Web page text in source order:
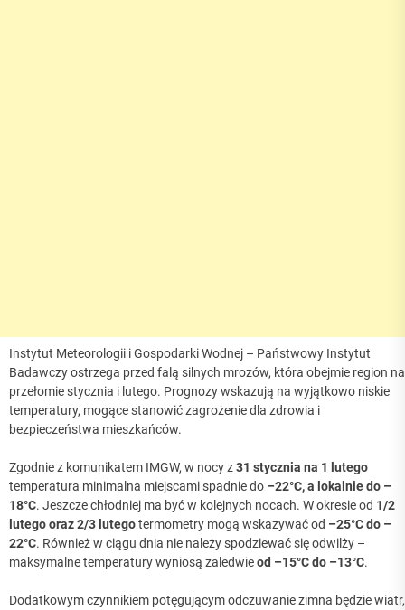
Instytut Meteorologii i Gospodarki Wodnej – Państwowy Instytut
Badawczy ostrzega przed falą silnych mrozów, która obejmie region na
przełomie stycznia i lutego. Prognozy wskazują na wyjątkowo niskie
temperatury, mogące stanowić zagrożenie dla zdrowia i
bezpieczeństwa mieszkańców.
Zgodnie z komunikatem IMGW, w nocy z31 stycznia na 1 lutego
temperatura minimalna miejscami spadnie do –22°C, a lokalnie do –
18°C. Jeszcze chłodniej ma być w kolejnych nocach. W okresie od 1/2
lutego oraz 2/3 lutegotermometry mogą wskazywać od –25°C do –
22°C. Również w ciągu dnia nie należy spodziewać się odwilży –
maksymalne temperatury wyniosą zaledwieod –15°C do –13°C.
Dodatkowym czynnikiem potęgującym odczuwanie zimna będzie wiatr,